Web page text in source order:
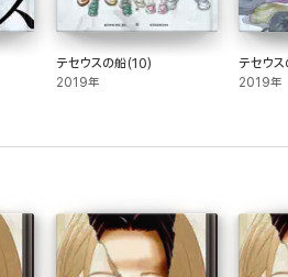
テセウスの船(10)
2019年
テセウ
2019年